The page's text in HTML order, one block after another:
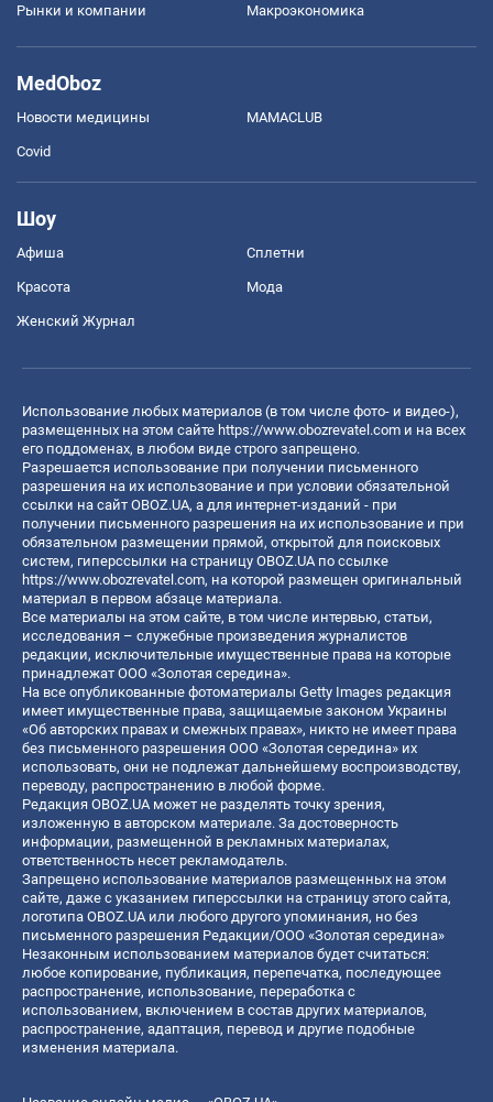
Рынки и компании Mакроэкономика
MedOboz
Новости медицины MAMACLUB
Covid
Шоу
Афиша Сплетни
Красота Мода
Женский Журнал
Использование любых материалов (в том числе фото- и видео-),
размещенных на этом сайте https://www.obozrevatel.com и на всех
его поддоменах, в любом виде строго запрещено.
Разрешается использование при получении письменного
разрешения на их использование и при условии обязательной
ссылки на сайт OBOZ.UA, а для интернет-изданий - при
получении письменного разрешения на их использование и при
обязательном размещении прямой, открытой для поисковых
систем, гиперссылки на страницу OBOZ.UA по ссылке
https://www.obozrevatel.com, на которой размещен оригинальный
материал в первом абзаце материала.
Все материалы на этом сайте, в том числе интервью, статьи,
исследования – служебные произведения журналистов
редакции, исключительные имущественные права на которые
принадлежат ООО «Золотая середина».
На все опубликованные фотоматериалы Getty Images редакция
имеет имущественные права, защищаемые законом Украины
«Об авторских правах и смежных правах», никто не имеет права
без письменного разрешения ООО «Золотая середина» их
использовать, они не подлежат дальнейшему воспроизводству,
переводу, распространению в любой форме.
Редакция OBOZ.UA может не разделять точку зрения,
изложенную в авторском материале. За достоверность
информации, размещенной в рекламных материалах,
ответственность несет рекламодатель.
Запрещено использование материалов размещенных на этом
сайте, даже с указанием гиперссылки на страницу этого сайта,
логотипа OBOZ.UA или любого другого упоминания, но без
письменного разрешения Редакции/ООО «Золотая середина»
Незаконным использованием материалов будет считаться:
любое копирование, публикация, перепечатка, последующее
распространение, использование, переработка с
использованием, включением в состав других материалов,
распространение, адаптация, перевод и другие подобные
изменения материала.